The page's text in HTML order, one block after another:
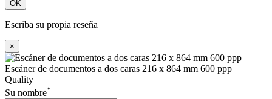
OK
Escriba su propia reseña
×
Escáner de documentos a dos caras 216 x 864 mm 600 ppp
Quality
Su nombre*